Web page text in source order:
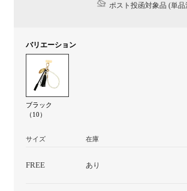
ポスト投函対象品 (単
バリエーション
ブラック
（10）
サイズ 在庫
FREE あり